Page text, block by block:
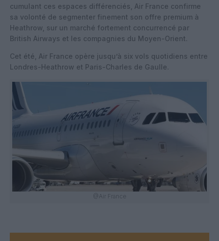
cumulant ces espaces différenciés, Air France confirme
sa volonté de segmenter finement son offre premium à
Heathrow, sur un marché fortement concurrencé par
British Airways et les compagnies du Moyen-Orient.
Cet été, Air France opère jusqu’à six vols quotidiens entre
Londres-Heathrow et Paris-Charles de Gaulle.
@Air France